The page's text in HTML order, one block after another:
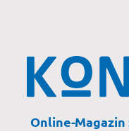
Online-Magazin